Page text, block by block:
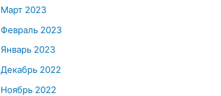
Март 2023
Февраль 2023
Январь 2023
Декабрь 2022
Ноябрь 2022